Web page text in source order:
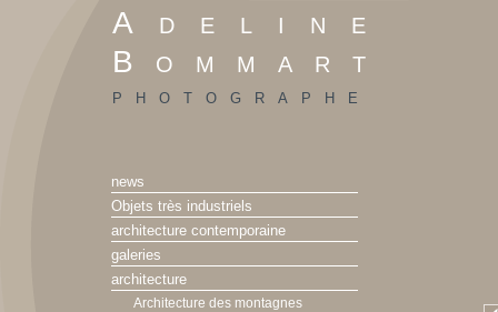
Adeline
Bommart
photographe
news
Objets très industriels
architecture contemporaine
galeries
architecture
Architecture des montagnes